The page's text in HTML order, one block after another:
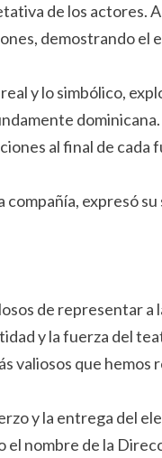
de los actores.
demostrando
y lo simbólico,
al final de cada
expresó
de representar a
y la fuerza del
valiosos que hemos
y la entrega del
el nombre de la